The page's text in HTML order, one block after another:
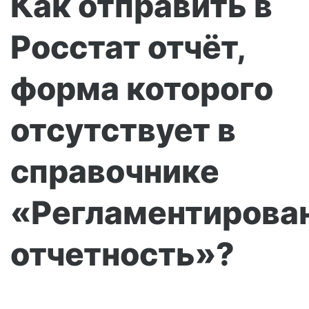
Росстат отчёт,
форма которого
отсутствует в
справочнике
отчетность»?